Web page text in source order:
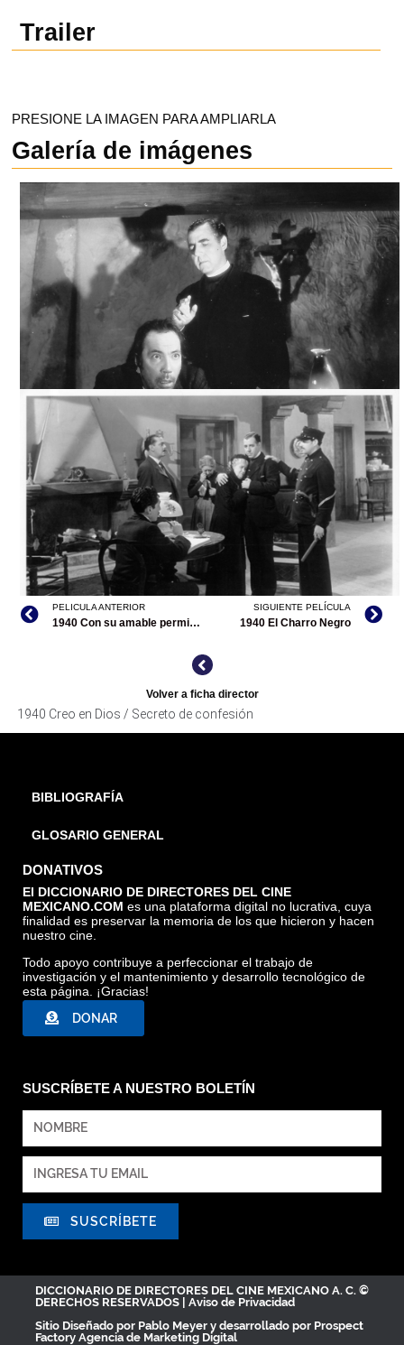
Trailer
PRESIONE LA IMAGEN PARA AMPLIARLA
Galería de imágenes
CREO EN DIOS / SECRETO DE CONFESIÓN, ARCHIVO
TELEVICINE
CREO EN DIOS / SECRETO DE CONFESIÓN, ARCHIVO
PELICULA ANTERIOR
1940 Con su amable permiso
SIGUIENTE PELÍCULA
1940 El Charro Negro
Volver a ficha director
1940 Creo en Dios / Secreto de confesión
BIBLIOGRAFÍA
GLOSARIO GENERAL
DONATIVOS
El DICCIONARIO DE DIRECTORES DEL CINE
MEXICANO.COM es una plataforma digital no lucrativa, cuya
finalidad es preservar la memoria de los que hicieron y hacen
nuestro cine.
Todo apoyo contribuye a perfeccionar el trabajo de
investigación y el mantenimiento y desarrollo tecnológico de
esta página. ¡Gracias!
DONAR
SUSCRÍBETE A NUESTRO BOLETÍN
SUSCRÍBETE
DICCIONARIO DE DIRECTORES DEL CINE MEXICANO A. C. ©
DERECHOS RESERVADOS | Aviso de Privacidad
Sitio Diseñado por Pablo Meyer y desarrollado por Prospect
Factory Agencia de Marketing Digital